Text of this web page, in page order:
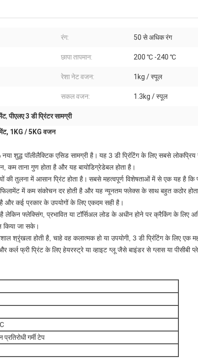
रंग: 50 से अधिक रंग
छापा तापमान: 200 ℃ -240 ℃
रेशा नेट वजन: 1kg / स्पूल
सकल वजन: 1.3kg / स्पूल
,पीएलए 3 डी प्रिंटर सामग्री
1KG / 5KG वजन
शुद्ध पॉलीलैक्टिक एसिड सामग्री है। यह 3 डी प्रिंटिंग के लिए सबसे लोकप्रिय
कम ताना गुण होता है और यह बायोडिग्रेडेबल होता है।
की तुलना में आसान प्रिंट होता है। सबसे महत्वपूर्ण विशेषताओं में से एक यह है कि
फिलामेंट में कम संकोचन दर होती है और यह न्यूनतम फ्लेक्स के साथ बहुत कठोर
और कई प्रकार के उपयोगों के लिए एकदम सही है।
फ्लेक्सिंग, प्रभावित या टॉर्सिअल लोड के अधीन होने पर क्रैकिंग के लिए
किया जा सके।
श्रृंखला होती है, चाहे वह कलात्मक हो या उपयोगी, 3 डी प्रिंटिंग के लिए एक
कर्ल फ्री प्रिंट के लिए हेयरस्ट्रे या व्हाइट ग्लू जैसे बाइंडर से ग्लास या पीसीबी
गर्मी टेप